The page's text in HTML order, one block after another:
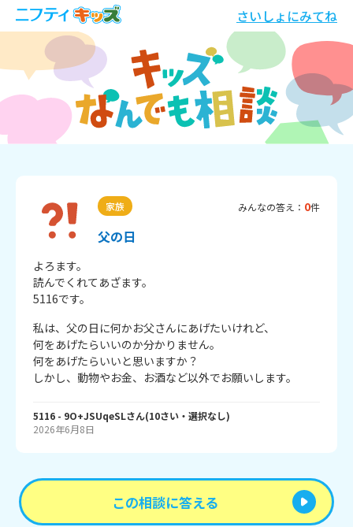
さいしょにみてね
家族 みんなの答え： 0件
父の日
よろます。
読んでくれてあざます。
5116です。
私は、父の日に何かお父さんにあげたいけれど、
何をあげたらいいのか分かりません。
何をあげたらいいと思いますか？
しかし、動物やお金、お酒など以外でお願いします。
5116 - 9O+JSUqeSLさん(10さい・ 選択なし)
2026年6月8日
この相談に答える